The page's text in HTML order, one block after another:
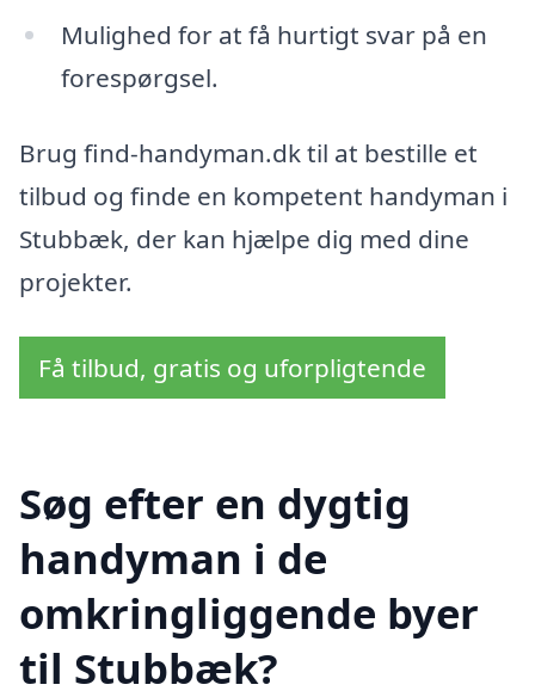
Mulighed for at få hurtigt svar på en
forespørgsel.
Brug find-handyman.dk til at bestille et
tilbud og finde en kompetent handyman i
Stubbæk, der kan hjælpe dig med dine
projekter.
Få tilbud, gratis og uforpligtende
Søg efter en dygtig
handyman i de
omkringliggende byer
til Stubbæk?